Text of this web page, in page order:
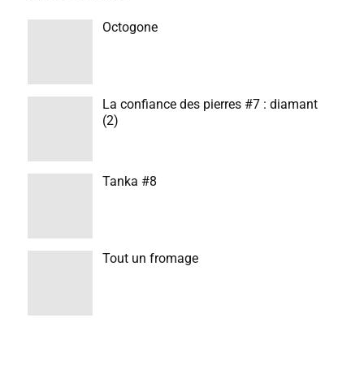
Octogone
La confiance des pierres #7 : diamant
(2)
Tanka #8
Tout un fromage